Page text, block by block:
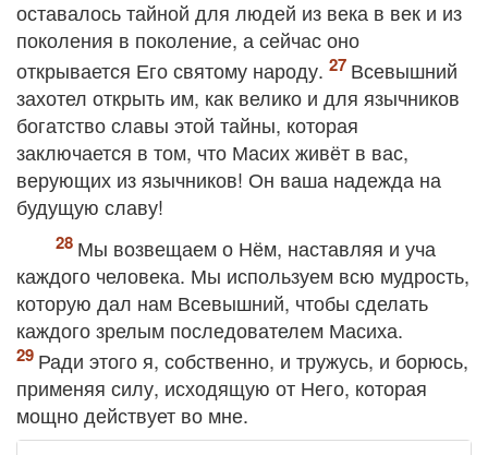
оставалось тайной для людей из века в век и из
поколения в поколение, а сейчас оно
открывается Его святому народу.
Всевышний
захотел открыть им, как велико и для язычников
богатство славы этой тайны, которая
заключается в том, что Масих живёт в вас,
верующих из язычников! Он ваша надежда на
будущую славу!
Мы возвещаем о Нём, наставляя и уча
каждого человека. Мы используем всю мудрость,
которую дал нам Всевышний, чтобы сделать
каждого зрелым последователем Масиха.
Ради этого я, собственно, и тружусь, и борюсь,
применяя силу, исходящую от Него, которая
мощно действует во мне.